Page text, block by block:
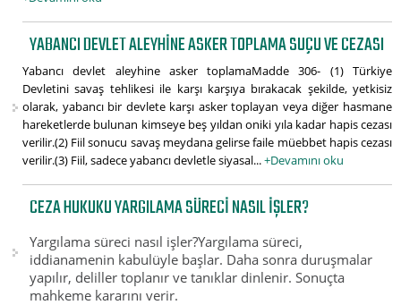
YABANCI DEVLET ALEYHINE ASKER TOPLAMA SUÇU VE CEZASI
Yabancı devlet aleyhine asker toplamaMadde 306- (1) Türkiye
Devletini savaş tehlikesi ile karşı karşıya bırakacak şekilde, yetkisiz
olarak, yabancı bir devlete karşı asker toplayan veya diğer hasmane
hareketlerde bulunan kimseye beş yıldan oniki yıla kadar hapis cezası
verilir.(2) Fiil sonucu savaş meydana gelirse faile müebbet hapis cezası
verilir.(3) Fiil, sadece yabancı devletle siyasal...+Devamını oku
CEZA HUKUKU YARGILAMA SÜRECI NASIL IŞLER?
Yargılama süreci nasıl işler?Yargılama süreci,
iddianamenin kabulüyle başlar. Daha sonra duruşmalar
yapılır, deliller toplanır ve tanıklar dinlenir. Sonuçta
mahkeme kararını verir.